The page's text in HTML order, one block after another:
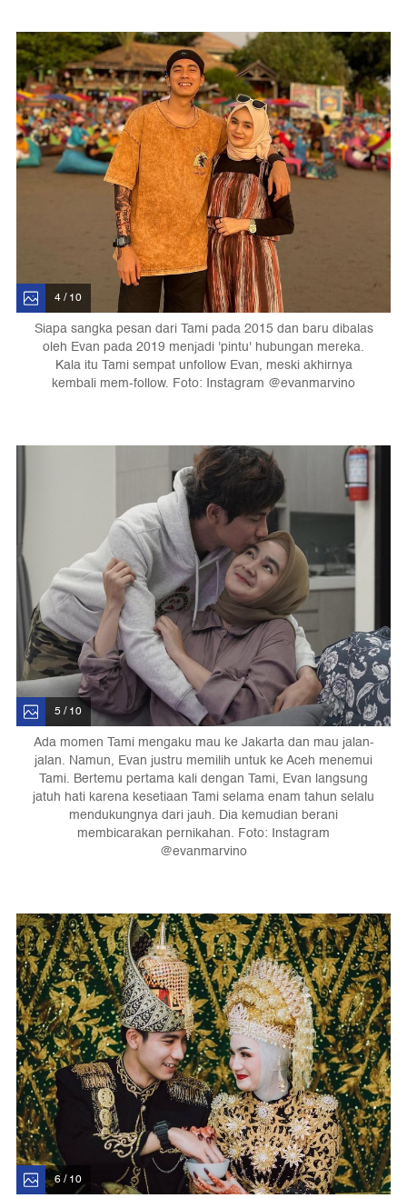
4 / 10
Siapa sangka pesan dari Tami pada 2015 dan baru dibalas
oleh Evan pada 2019 menjadi 'pintu' hubungan mereka.
Kala itu Tami sempat unfollow Evan, meski akhirnya
kembali mem-follow. Foto: Instagram @evanmarvino
5 / 10
Ada momen Tami mengaku mau ke Jakarta dan mau jalan-
jalan. Namun, Evan justru memilih untuk ke Aceh menemui
Tami. Bertemu pertama kali dengan Tami, Evan langsung
jatuh hati karena kesetiaan Tami selama enam tahun selalu
mendukungnya dari jauh. Dia kemudian berani
membicarakan pernikahan. Foto: Instagram
@evanmarvino
6 / 10